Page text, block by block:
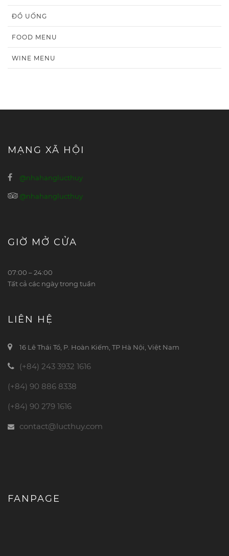
ĐỒ UỐNG
FOOD MENU
WINE MENU
MẠNG XÃ HỘI
@nhahanglucthuy
@nhahanglucthuy
GIỜ MỞ CỬA
07:00 – 24:00
Tất cả các ngày trong tuần
LIÊN HỆ
16 Lê Thái Tổ, P. Hoàn Kiếm, TP Hà Nội, Việt Nam
(+84) 243 3932 1616
(+84) 90 886 8338
(+84) 90 279 1616
contact@lucthuy.com
FANPAGE